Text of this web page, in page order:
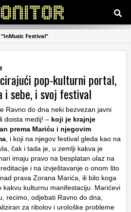
"InMusic Festival"
pop-kulturni portal,
sebe, i svoj festival
Ravno do dna neki bezvezan javni
doista medij! – koji je krajnje
prema Mariću i njegovim
, i koji na njegov festival gleda kao na
čak i tada je, u zemlji kakva je
imaju pravo na besplatan ulaz na
i na izvještavanje o onom što
prava Zorana Marića, ili bilo koga
kulturnu manifestaciju. Marićevi
recimo, odjebati Ravno do dna,
za ribolov i urološke probleme